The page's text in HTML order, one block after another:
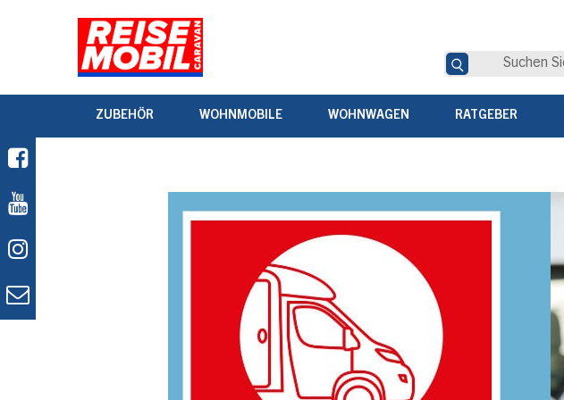
ZUBEHÖR WOHNMOBILE WOHNWAGEN RATGEBER